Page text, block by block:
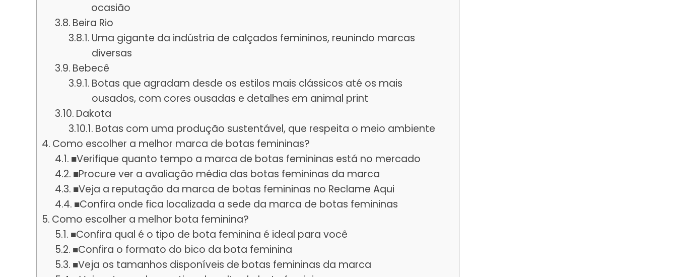
ocasião
Beira Rio
Uma gigante da indústria de calçados femininos, reunindo marcas
diversas
Bebecê
Botas que agradam desde os estilos mais clássicos até os mais
ousados, com cores ousadas e detalhes em animal print
Dakota
Botas com uma produção sustentável, que respeita o meio ambiente
Como escolher a melhor marca de botas femininas?
■Verifique quanto tempo a marca de botas femininas está no mercado
■Procure ver a avaliação média das botas femininas da marca
■Veja a reputação da marca de botas femininas no Reclame Aqui
■Confira onde fica localizada a sede da marca de botas femininas
Como escolher a melhor bota feminina?
■Confira qual é o tipo de bota feminina é ideal para você
■Confira o formato do bico da bota feminina
■Veja os tamanhos disponíveis de botas femininas da marca